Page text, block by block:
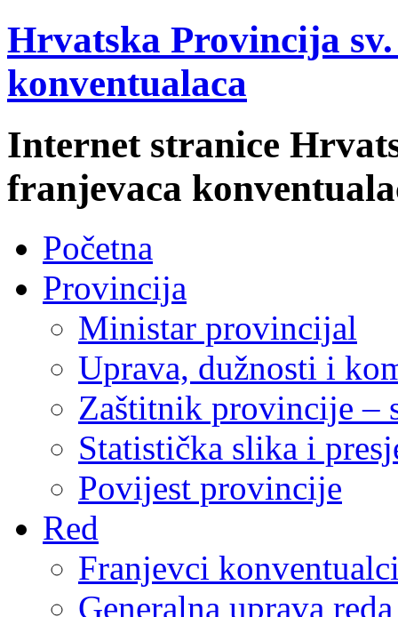
Hrvatska Provincija
konventualaca
Internet stranice
franjevaca
Početna
Provincija
Ministar provincijal
Uprava, dužnosti i
Zaštitnik provincije –
Statistička slika i
Povijest provincije
Red
Franjevci
Generalna uprava